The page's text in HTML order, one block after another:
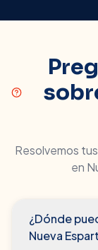
Resolvemos
en
¿Dónde
Nueva